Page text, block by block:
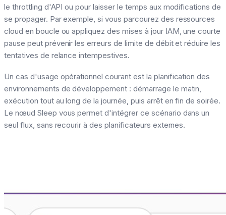
le throttling d'API ou pour laisser le temps aux modifications de
se propager. Par exemple, si vous parcourez des ressources
cloud en boucle ou appliquez des mises à jour IAM, une courte
pause peut prévenir les erreurs de limite de débit et réduire les
tentatives de relance intempestives.
Un cas d'usage opérationnel courant est la planification des
environnements de développement : démarrage le matin,
exécution tout au long de la journée, puis arrêt en fin de soirée.
Le nœud Sleep vous permet d'intégrer ce scénario dans un
seul flux, sans recourir à des planificateurs externes.